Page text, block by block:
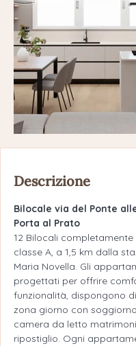
Descrizione
Bilocale via del Ponte
Porta al Prato
12 Bilocali
classe A, a 1,5 km dalla
Maria Novella. Gli
progettati per offrire
funzionalità, dispongono
zona giorno con
camera da letto
ripostiglio. Ogni